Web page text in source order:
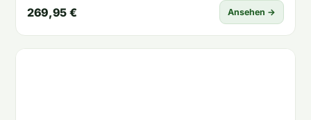
269,95 € Ansehen →